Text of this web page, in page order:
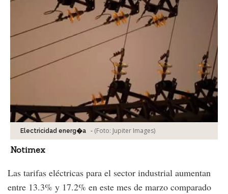
Electricidad energ�a - (Foto: Jupiter Images)
Notimex
Las tarifas eléctricas para el sector industrial aumentan
entre 13.3% y 17.2% en este mes de marzo comparado